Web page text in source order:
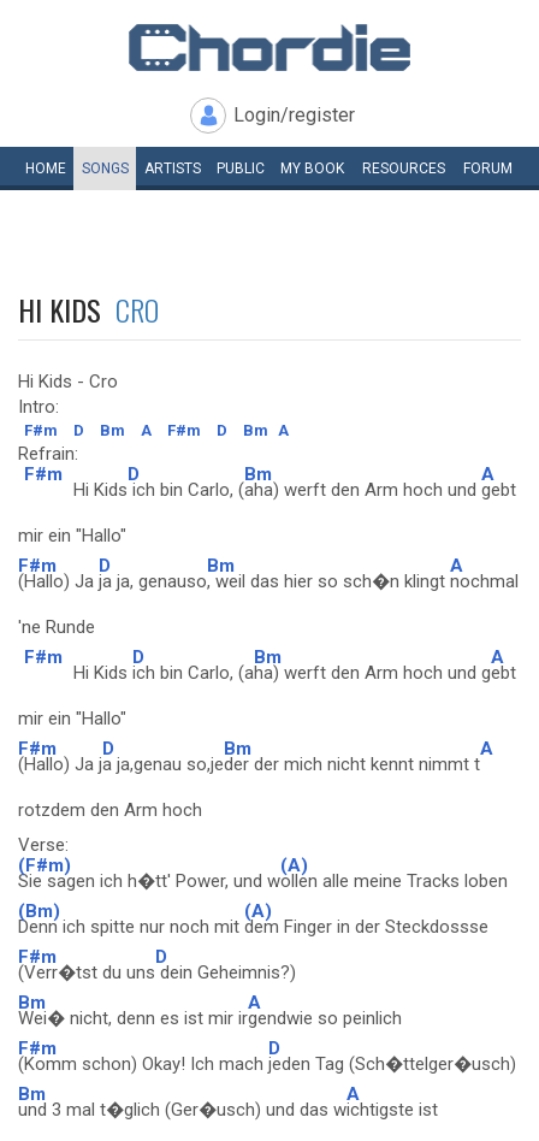
Login/register
HOME SONGS ARTISTS PUBLIC MY BOOK RESOURCES FORUM
HI KIDS CRO
Hi Kids - Cro
Intro:
F#m D Bm A F#m D Bm A
Refrain:
F#m
Hi Kids
D
ich bin Carlo, (
Bm
aha) werft den Arm hoch und
A
gebt
mir ein "Hallo"
F#m
(Hallo) Ja
D
ja ja, genauso
Bm
, weil das hier so sch�n klingt
A
nochmal
'ne Runde
F#m
Hi Kids
D
ich bin Carlo, (a
Bm
ha) werft den Arm hoch und g
A
ebt
mir ein "Hallo"
F#m
(Hallo) Ja j
D
a ja,genau so,je
Bm
der der mich nicht kennt nimmt t
A
rotzdem den Arm hoch
Verse:
(F#m)
Sie sagen ich h�tt' Power, und w
(A)
ollen alle meine Tracks loben
(Bm)
Denn ich spitte nur noch mit
(A)
dem Finger in der Steckdossse
F#m
(Verr�tst du uns
D
dein Geheimnis?)
Bm
Wei� nicht, denn es ist mir ir
A
gendwie so peinlich
F#m
(Komm schon) Okay! Ich mach
D
jeden Tag (Sch�ttelger�usch)
Bm
und 3 mal t�glich (Ger�usch) und das w
A
ichtigste ist